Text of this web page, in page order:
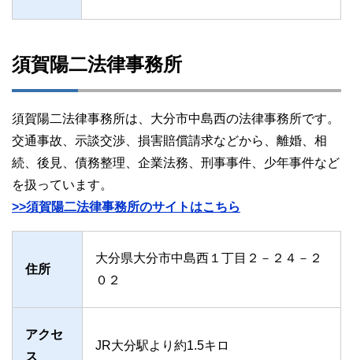
須賀陽二法律事務所
須賀陽二法律事務所は、大分市中島西の法律事務所です。
交通事故、示談交渉、損害賠償請求などから、離婚、相
続、後見、債務整理、企業法務、刑事事件、少年事件など
を扱っています。
>>須賀陽二法律事務所のサイトはこちら
住所
大分県大分市中島西１丁目２－２４－２
０２
アクセ
ス
JR大分駅より約1.5キロ